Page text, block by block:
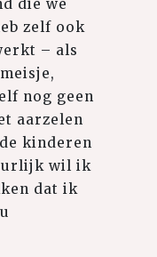
die we
zelf ook
– als
nog geen
aarzelen
kinderen
wil ik
dat ik